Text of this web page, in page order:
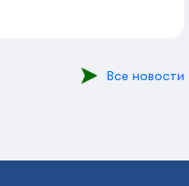
Все новости